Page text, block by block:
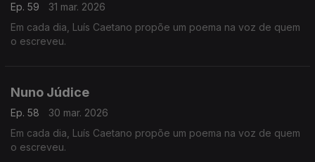
Ep. 59
31 mar. 2026
Em cada dia, Luís Caetano propõe um poema na voz de quem
o escreveu.
Nuno Júdice
Ep. 58
30 mar. 2026
Em cada dia, Luís Caetano propõe um poema na voz de quem
o escreveu.